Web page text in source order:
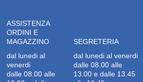
ASSISTENZA
ORDINI E
MAGAZZINO
dal lunedi al
venerdi
dalle 08.00 alle
SEGRETERIA
dal lunedi al venerdi
dalle 08.00 alle
13.00 e dalle 13.45